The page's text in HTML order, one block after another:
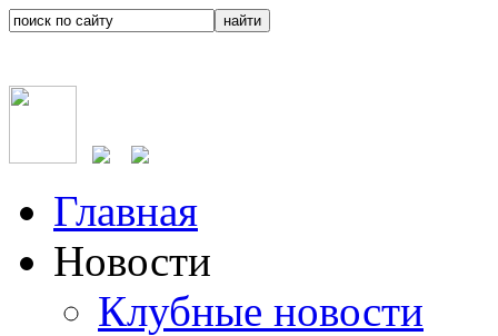
Главная
Новости
Клубные новости